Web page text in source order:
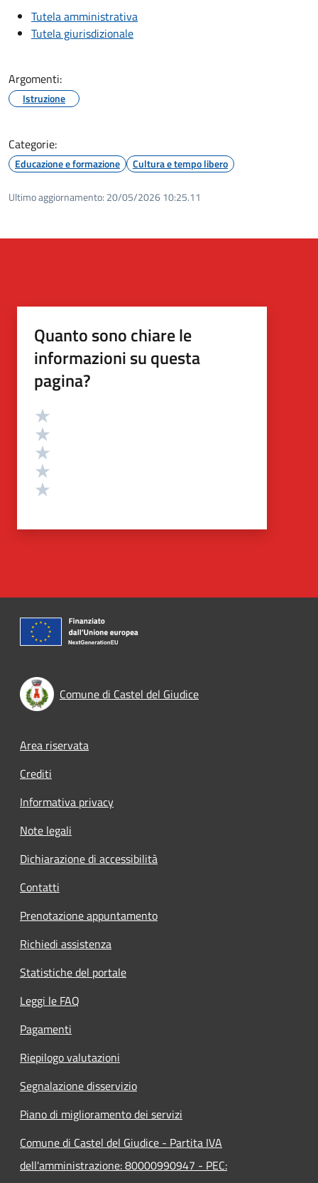
Tutela amministrativa
Tutela giurisdizionale
Argomenti:
Istruzione
Categorie:
Educazione e formazione Cultura e tempo libero
Ultimo aggiornamento: 20/05/2026 10:25.11
Quanto sono chiare le
informazioni su questa
pagina?
Valutazione
Comune di Castel del Giudice
Footer menu
Area riservata
Crediti
Informativa privacy
Note legali
Dichiarazione di accessibilità
Contatti
Prenotazione appuntamento
Richiedi assistenza
Statistiche del portale
Leggi le FAQ
Pagamenti
Riepilogo valutazioni
Segnalazione disservizio
Piano di miglioramento dei servizi
Comune di Castel del Giudice - Partita IVA
dell'amministrazione: 80000990947 - PEC: